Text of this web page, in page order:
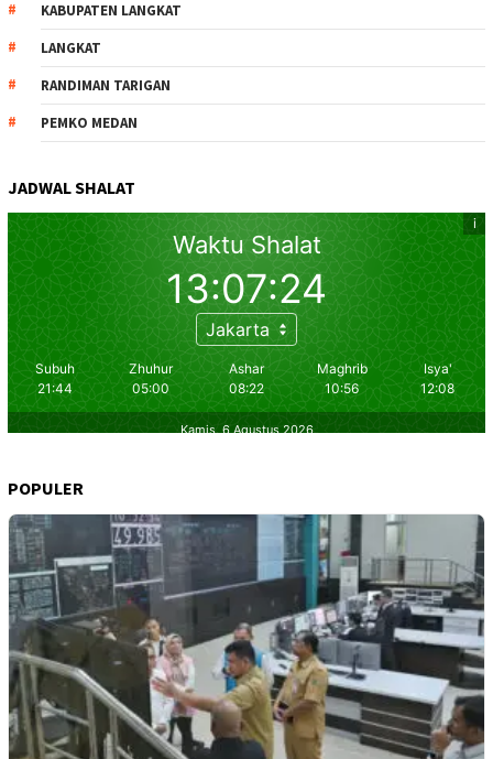
KABUPATEN LANGKAT
LANGKAT
RANDIMAN TARIGAN
PEMKO MEDAN
JADWAL SHALAT
POPULER